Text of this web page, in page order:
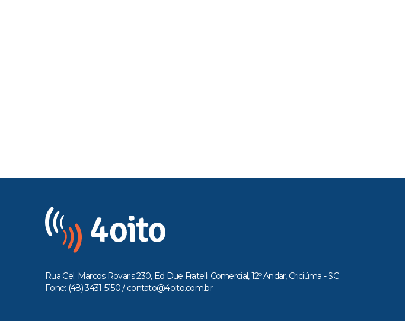
Rua Cel. Marcos Rovaris 230, Ed Due Fratelli Comercial, 12º Andar, Criciúma - SC
Fone: (48) 3431-5150 / contato@4oito.com.br